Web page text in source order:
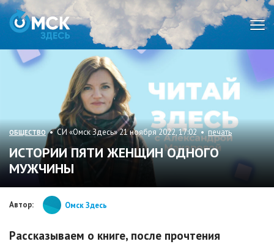
ОБЩЕСТВО• СИ «Омск Здесь» 21 ноября 2022, 17:02 •печать
ИСТОРИИ ПЯТИ ЖЕНЩИН ОДНОГО
МУЖЧИНЫ
Автор: Омск Здесь
Рассказываем о книге, после прочтения